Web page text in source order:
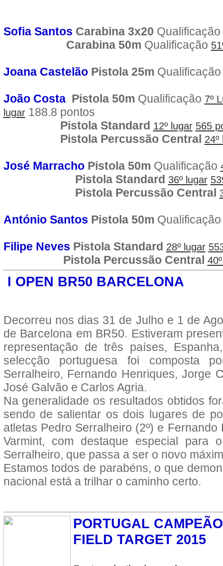
Sofia Santos Carabina 3x20 Qualificação
Carabina 50m Qualificação
Joana Castelão Pistola 25m
João Costa Pistola 50m Qualificação 7º
lugar 188.8 pontos
Pistola Standard 12º lugar 565
Pistola Percussão Central 24º
José Marracho Pistola 50m Qualificação
Pistola Standard 36º lugar
Pistola Percussão Central
António Santos Pistola 50m
Filipe Neves Pistola Standard 28º lugar
Pistola Percussão Central
I OPEN BR50 BARCELONA
Decorreu nos dias 31 de Julho e 1 de
de Barcelona em BR50. Estiveram
representação de três países,
selecção portuguesa foi composta
Serralheiro, Fernando Henriques, Jorge
José Galvão e Carlos Agria.
Na generalidade os resultados obtidos
sendo de salientar os dois lugares de
atletas Pedro Serralheiro (2º) e
Varmint, com destaque especial para
Serralheiro, que passa a ser o novo
Estamos todos de parabéns, o que
nacional está a trilhar o caminho certo.
PORTUGAL
FIELD TARGET 2015